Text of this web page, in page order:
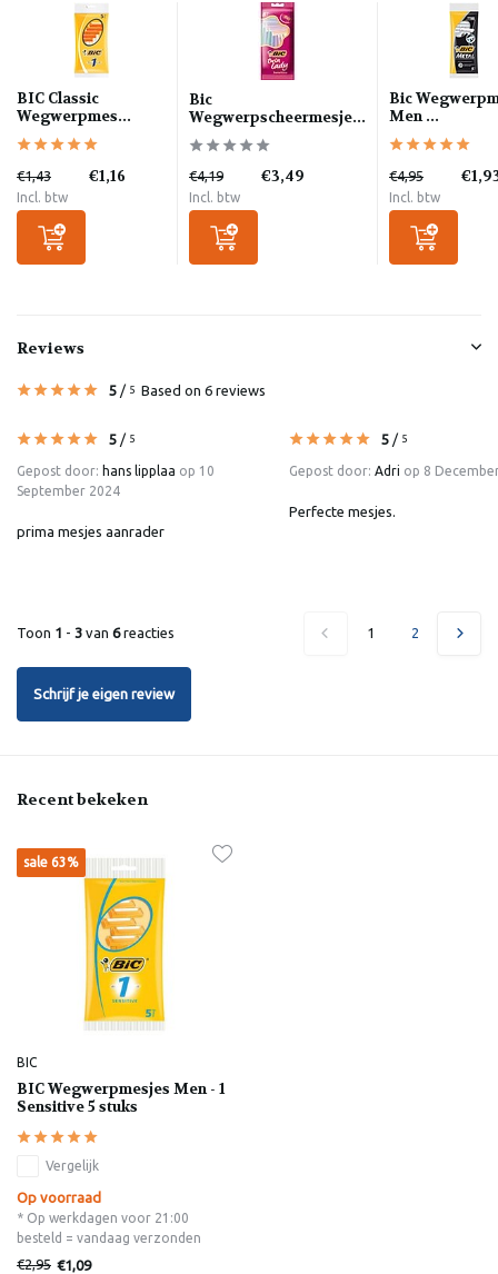
BIC Classic
Wegwerpmes...
€1,43 €1,16
Incl. btw
Bic
Wegwerpscheermesje...
€4,19 €3,49
Incl. btw
Bic
Men ...
€4,95
Incl. btw
Reviews
5 / 5 Based on 6 reviews
5 / 5
Gepost door: hans lipplaa op 10
September 2024
prima mesjes aanrader
5 / 5
Gepost door: Adri op 8
Perfecte mesjes.
Toon 1 - 3 van 6reacties 1 2
Schrijf je eigen review
Recent bekeken
sale 63%
BIC
BIC Wegwerpmesjes Men - 1
Sensitive 5 stuks
Vergelijk
Op voorraad
* Op werkdagen voor 21:00
besteld = vandaag verzonden
€2,95 €1,09